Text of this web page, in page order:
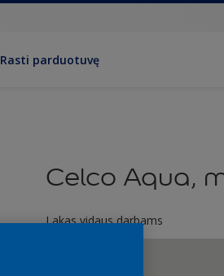
Rasti parduotuvę
Celco Aqua,
Lakas vidaus darbams